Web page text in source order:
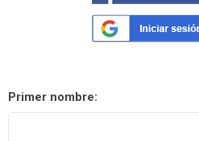
Primer nombre: